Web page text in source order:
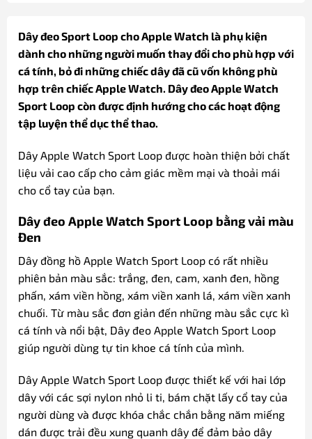
Dây đeo Sport Loop cho Apple Watch là phụ kiện
dành cho những người muốn thay đổi cho phù hợp với
cá tính, bỏ đi những chiếc dây đã cũ vốn không phù
hợp trên chiếc Apple Watch. Dây đeo Apple Watch
Sport Loop còn được định hướng cho các hoạt động
tập luyện thể dục thể thao.
Dây Apple Watch Sport Loop được hoàn thiện bởi chất
liệu vải cao cấp cho cảm giác mềm mại và thoải mái
cho cổ tay của bạn.
Dây đeo Apple Watch Sport Loop bằng vải màu
Đen
Dây đồng hồ Apple Watch Sport Loop có rất nhiều
phiên bản màu sắc: trắng, đen, cam, xanh đen, hồng
phấn, xám viền hồng, xám viền xanh lá, xám viền xanh
chuối. Từ màu sắc đơn giản đến những màu sắc cực kì
cá tính và nổi bật, Dây đeo Apple Watch Sport Loop
giúp người dùng tự tin khoe cá tính của mình.
Dây Apple Watch Sport Loop được thiết kế với hai lớp
dây với các sợi nylon nhỏ li ti, bám chặt lấy cổ tay của
người dùng và được khóa chắc chắn bằng năm miếng
dán được trải đều xung quanh dây để đảm bảo dây